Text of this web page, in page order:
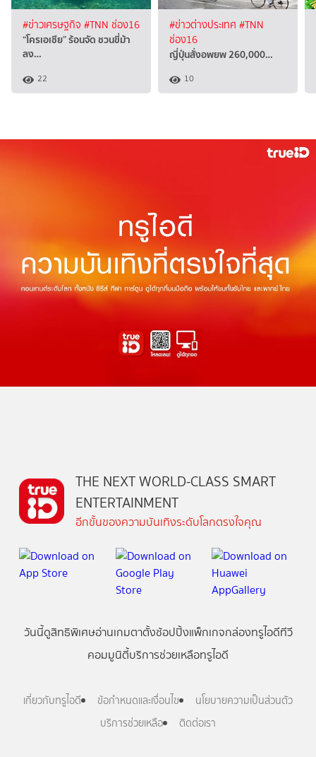
#ข่าวเศรษฐกิจ #TNN ช่อง16
“โครเอเชีย” ร้อนจัด ชวนขี่ม้า
ลง…
22
#ข่าวต่างประเทศ #TNN
ช่อง16
ญี่ปุ่นสั่งอพยพ 260,000…
10
THE NEXT WORLD-CLASS SMART
ENTERTAINMENT
อีกขั้นของความบันเทิงระดับโลกตรงใจคุณ
วันนี้ดูสิทธิพิเศษอ่านเกมตาตั้งช้อปปิ้งแพ็กเกจกล่องทรูไอดีทีวี
คอมมูนิตี้บริการช่วยเหลือทรูไอดี
เกี่ยวกับทรูไอดี ข้อกำหนดและเงื่อนไข
นโยบายความเป็นส่วนตัว
บริการช่วยเหลือ
ติดต่อเรา